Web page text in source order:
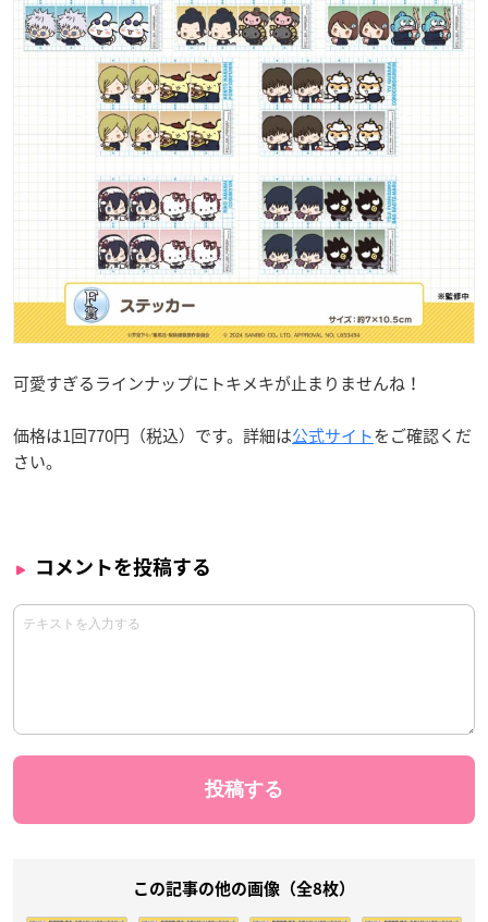
可愛すぎるラインナップにトキメキが止まりませんね！
価格は1回770円（税込）です。詳細は公式サイトをご確認くだ
さい。
コメントを投稿する
この記事の他の画像（全8枚）